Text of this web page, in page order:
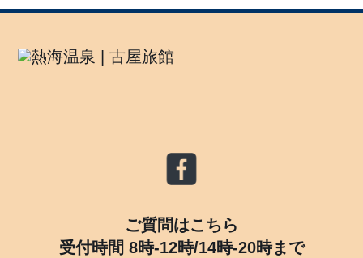
ご質問はこちら
受付時間 8時-12時/14時-20時まで